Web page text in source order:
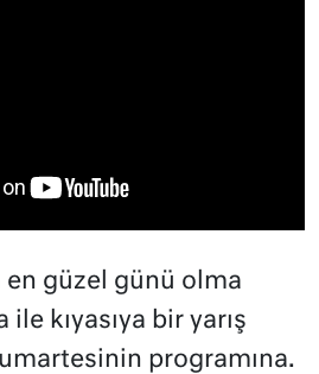
en güzel günü olma
kıyasıya bir yarış
programına.